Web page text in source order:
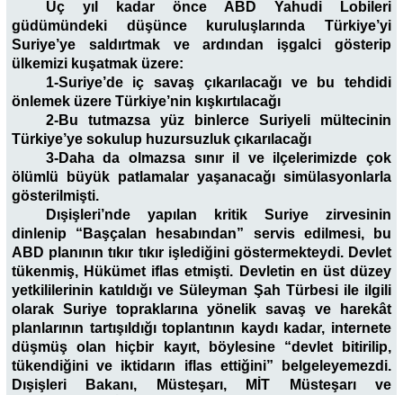
Üç yıl kadar önce ABD Yahudi Lobileri
güdümündeki düşünce kuruluşlarında Türkiye’yi
Suriye’ye saldırtmak ve ardından işgalci gösterip
ülkemizi kuşatmak üzere:
1-Suriye’de iç savaş çıkarılacağı ve bu tehdidi
önlemek üzere Türkiye’nin kışkırtılacağı
2-Bu tutmazsa yüz binlerce Suriyeli mültecinin
Türkiye’ye sokulup huzursuzluk çıkarılacağı
3-Daha da olmazsa sınır il ve ilçelerimizde çok
ölümlü büyük patlamalar yaşanacağı simülasyonlarla
gösterilmişti.
Dışişleri’nde yapılan kritik Suriye zirvesinin
dinlenip “Başçalan hesabından” servis edilmesi, bu
ABD planının tıkır tıkır işlediğini göstermekteydi. Devlet
tükenmiş, Hükümet iflas etmişti. Devletin en üst düzey
yetkililerinin katıldığı ve Süleyman Şah Türbesi ile ilgili
olarak Suriye topraklarına yönelik savaş ve harekât
planlarının tartışıldığı toplantının kaydı kadar, internete
düşmüş olan hiçbir kayıt, böylesine “devlet bitirilip,
tükendiğini ve iktidarın iflas ettiğini” belgeleyemezdi.
Dışişleri Bakanı, Müsteşarı, MİT Müsteşarı ve